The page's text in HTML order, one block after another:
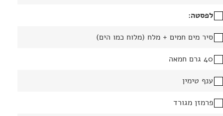
לפסטה:
סיר מים חמים + מלח (מלוח כמו הים)
40 גרם חמאה
ענף טימין
פרמזן מגורד